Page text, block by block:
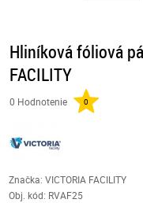
Hliníková fóliová
FACILITY
0 Hodnotenie 0
Značka: VICTORIA FACILITY
Obj. kód: RVAF25